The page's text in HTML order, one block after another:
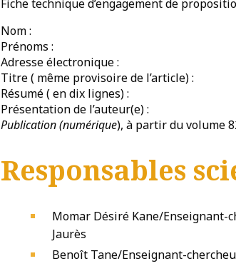
Fiche technique d’engagement de
Nom :
Prénoms :
Adresse électronique :
Titre ( même provisoire de l’article) :
Résumé ( en dix lignes) :
Présentation de l’auteur(e) :
Publication (numérique), à partir du volume
Responsables
Momar Désiré Kane/Enseignant-
Jaurès
Benoît Tane/Enseignant-